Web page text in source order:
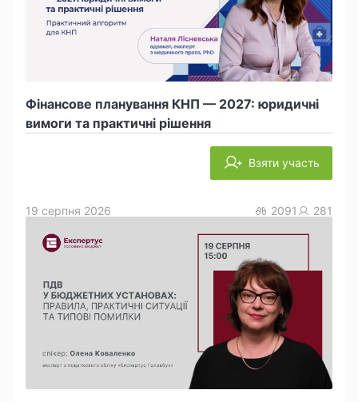
Фінансове планування КНП — 2027: юридичні
вимоги та практичні рішення
Взяти участь
19 серпня 2026 2091 281